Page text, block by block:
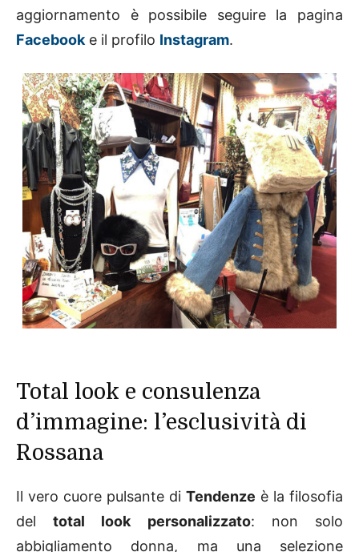
aggiornamento è possibile seguire la pagina
Facebooke il profilo Instagram.
Total look e consulenza
d’immagine: l’esclusività di
Rossana
Il vero cuore pulsante di Tendenze è la filosofia
deltotal look personalizzato: non solo
abbigliamento donna, ma una selezione